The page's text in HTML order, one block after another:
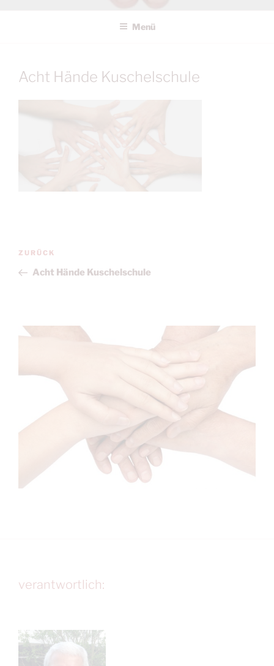
Menü
Acht Hände Kuschelschule
Beitragsnavigation
Vorheriger
Beitrag
ZURÜCK
Acht Hände Kuschelschule
verantwortlich: